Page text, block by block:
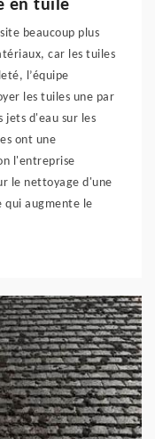
en tuile
beaucoup plus
car les tuiles
l’équipe
les tuiles une par
jets d'eau sur les
ont une
l'entreprise
le nettoyage d'une
augmente le